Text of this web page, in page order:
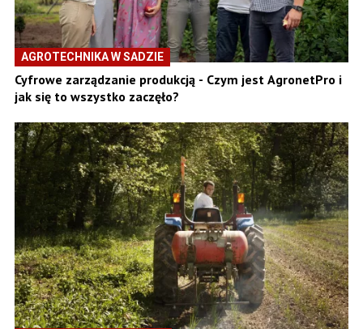
AGROTECHNIKA W SADZIE
Cyfrowe zarządzanie produkcją - Czym jest AgronetPro i
jak się to wszystko zaczęło?